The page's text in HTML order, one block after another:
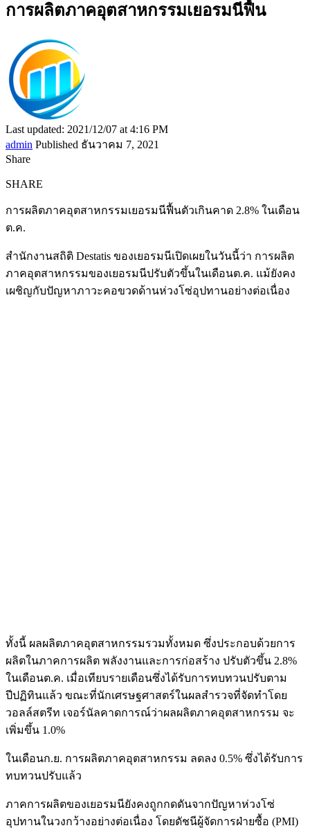
การผลิตภาคอุตสาหกรรมเยอรมนีฟื้น
Last updated: 2021/12/07 at 4:16 PM
admin Published ธันวาคม 7, 2021
Share
SHARE
การผลิตภาคอุตสาหกรรมเยอรมนีฟื้นตัวเกินคาด 2.8% ในเดือน
ต.ค.
สำนักงานสถิติ Destatis ของเยอรมนีเปิดเผยในวันนี้ว่า การผลิต
ภาคอุตสาหกรรมของเยอรมนีปรับตัวขึ้นในเดือนต.ค. แม้ยังคง
เผชิญกับปัญหาภาวะคอขวดด้านห่วงโซ่อุปทานอย่างต่อเนื่อง
ทั้งนี้ ผลผลิตภาคอุตสาหกรรมรวมทั้งหมด ซึ่งประกอบด้วยการ
ผลิตในภาคการผลิต พลังงานและการก่อสร้าง ปรับตัวขึ้น 2.8%
ในเดือนต.ค. เมื่อเทียบรายเดือนซึ่งได้รับการทบทวนปรับตาม
ปีปฏิทินแล้ว ขณะที่นักเศรษฐศาสตร์ในผลสำรวจที่จัดทำโดย
วอลล์สตรีท เจอร์นัลคาดการณ์ว่าผลผลิตภาคอุตสาหกรรม จะ
เพิ่มขึ้น 1.0%
ในเดือนก.ย. การผลิตภาคอุตสาหกรรม ลดลง 0.5% ซึ่งได้รับการ
ทบทวนปรับแล้ว
ภาคการผลิตของเยอรมนียังคงถูกกดดันจากปัญหาห่วงโซ่
อุปทานในวงกว้างอย่างต่อเนื่อง โดยดัชนีผู้จัดการฝ่ายซื้อ (PMI)